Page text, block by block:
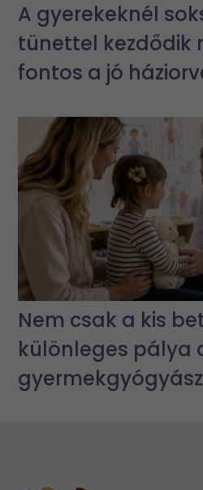
A gyerekeknél
tünettel kezdődik
fontos a jó
Nem csak a kis
különleges pálya